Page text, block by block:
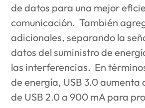
de datos para una mejor
comunicación. También
adicionales, separando la
datos del suministro de
las interferencias. En
de energía, USB 3.0 aumenta
de USB 2.0 a 900 mA para